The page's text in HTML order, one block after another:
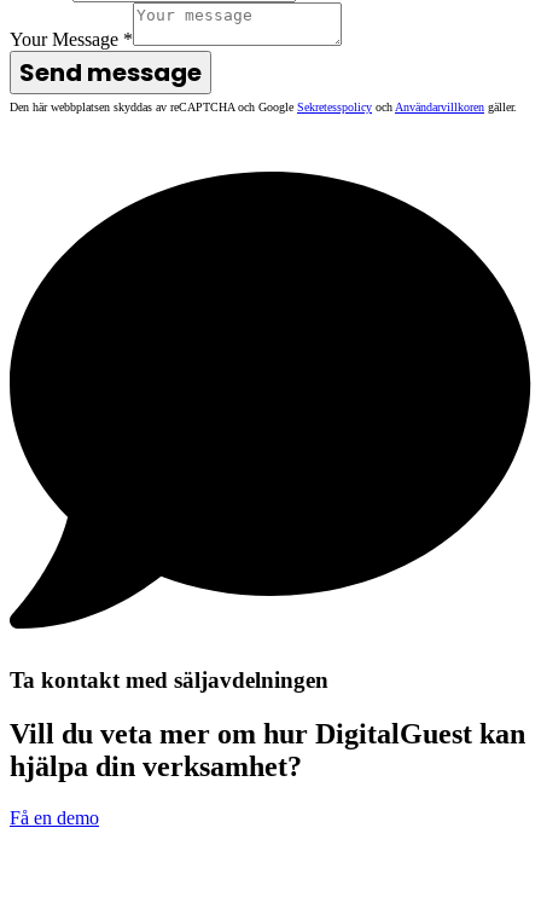
Your Message *
Send message
Den här webbplatsen skyddas av reCAPTCHA och Google Sekretesspolicy och Användarvillkoren gäller.
Ta kontakt med säljavdelningen
Vill du veta mer om hur DigitalGuest kan
hjälpa din verksamhet?
Få en demo